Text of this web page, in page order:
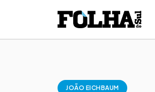
JOÃO EICHBAUM